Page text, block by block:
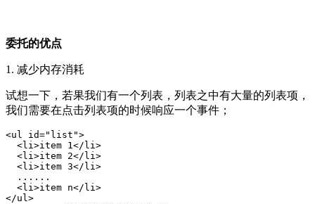
委托的优点
1. 减少内存消耗
试想一下，若果我们有一个列表，列表之中有大量的列表项，
我们需要在点击列表项的时候响应一个事件；
<ul id="list">
  <li>item 1</li>
  <li>item 2</li>
  <li>item 3</li>
  ......
  <li>item n</li>
</ul>